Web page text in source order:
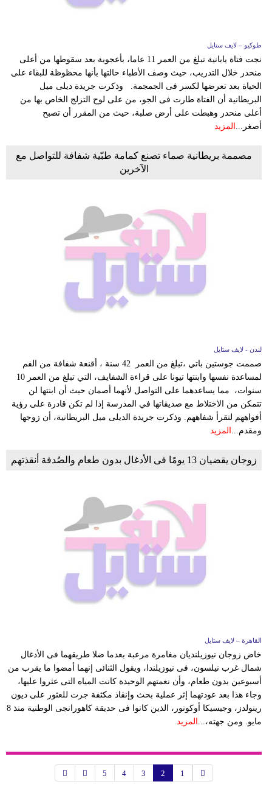
طوكيو – لايف ستايل
نجت فتاة يابانية تبلغ من العمر 11 عاما، بأعجوبة بعد سقوطها من أعلى
منحدر خلال التدريب، حيث وصف الأطباء حالتها بأنها محظوظة للبقاء على
الحياة بعد تعرضها لكسر فى الجمجمة. وذكرت جريدة ديلى ميل
البريطانية أن الفتاة طارت فى الجو، من على لوح التزلج الخاص بها من
أعلى منحدر وهبطت على أرض صلبة، حيث من المقرر أن تصبح
أصغر... المزيد
مصممة بريطانية صماء تصنع كمامة طبّية شفافة للتواصل مع
الآخرين
لندن - لايف ستايل
صممت جوستين باتي ،تبلغ من العمر 42 سنة ، أقنعة شفافة من الفم
لمساعدة نفسها وابنتها تيونا على قراءة الشفايف، التي تبلغ من العمر 10
سنوات، مما يساعدهما على التواصل لأنهما أصمان حيث أن ابنتها لن
تتمكن من الاختلاط مع صديقاتها في المدرسة إذا لم تكن قادرة على رؤية
أفواههم لتقرأ شفاههم. وذكرت جريدة الديلى ميل البريطانية، أن زوجها
ومقدم... المزيد
زوجان يقضيان 13 يومًا فى الأدغال بدون طعام والصُدفة أنقذتهم
القاهرة – لايف ستايل
خاض زوجان نيوزيلنديان مغامرة مرعبة بعدما ضلا طريقهما فى الأدغال
شمال غرب نيلسون، فى نيوزيلندا، ويقول الثنائى إنهما أمضوا ما يقرب من
أسبوعين بدون طعام، وأن نعمتهم الوحيدة كانت المياه التى عثروا عليها،
وجاء هذا بعد عودتهما إثر عملية بحث وإنقاذ مكثفة جرت للعثور على ديون
رينولدز، وجيسيكا أوكونور، الذين كانوا فى حديقة كاهورانجى الوطنية منذ 8
مايو. ومن جهته،...
المزيد
1
2
3
4
5